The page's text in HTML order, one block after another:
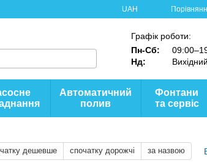
UAH
Графік роботи:
Пн-Сб:
Нд:
Вихідний
Автоматичний
полив
Фонтани
та сервіс
дешевше спочатку дорожчі за назвою